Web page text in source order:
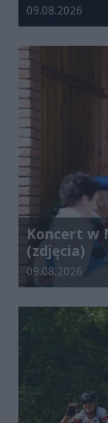
Data dodania
09.08.2026
Koncert w
(zdjęcia)
Data dodania
09.08.2026